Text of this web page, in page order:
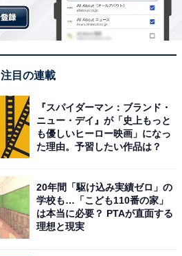
注目の連載
『スパイダーマン：ブランド・
ニュー・デイ』が「史上もっと
も優しいヒーロー映画」になっ
た理由。予習したい作品は？
20年間「駆け込み実績ゼロ」の
学校も…「こども110番の家」
は本当に必要？ PTAが直面する
理想と現実